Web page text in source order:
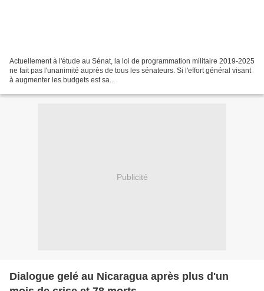
Actuellement à l'étude au Sénat, la loi de programmation militaire 2019-2025
ne fait pas l'unanimité auprès de tous les sénateurs. Si l'effort général visant
à augmenter les budgets est sa...
Publicité
Dialogue gelé au Nicaragua après plus d'un